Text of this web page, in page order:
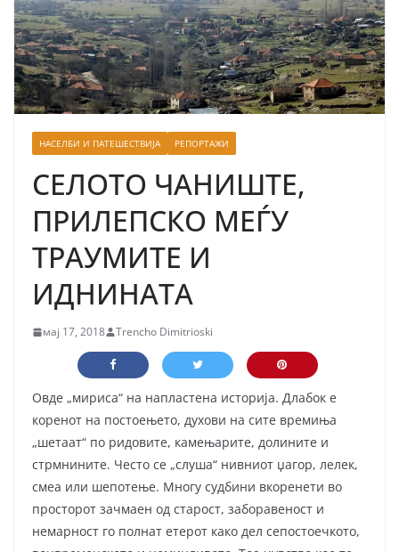
НАСЕЛБИ И ПАТЕШЕСТВИЈА РЕПОРТАЖИ
СЕЛОТО ЧАНИШТЕ,
ПРИЛЕПСКО МЕЃУ
ТРАУМИТЕ И
ИДНИНАТА
мај 17, 2018 Trencho Dimitrioski
Овде „мириса“ на напластена историја. Длабок е
коренот на постоењето, духови на сите времиња
„шетаат“ по ридовите, камењарите, долините и
стрмнините. Често се „слуша“ нивниот џагор, лелек,
смеа или шепотење. Многу судбини вкоренети во
просторот зачмаен од старост, заборавеност и
немарност го полнат етерот како дел сепостоечкото,